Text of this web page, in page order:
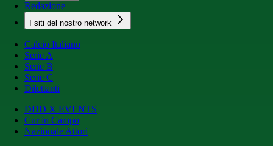
Redazione
I siti del nostro network
Calcio Italiano
Serie A
Serie B
Serie C
Dilettanti
DDD X EVENTS
Cur in Campo
Nazionale Attori